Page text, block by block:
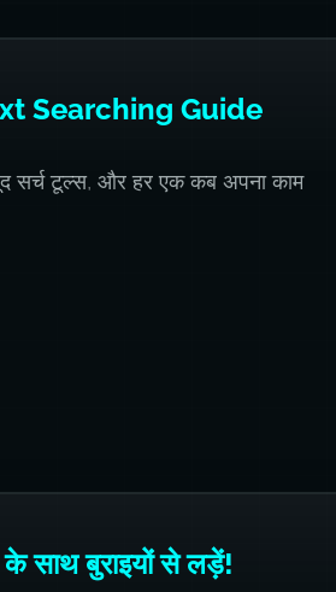
Searching Guide
सर्च टूल्स, और हर एक कब अपना काम
साथ बुराइयों से लड़ें!